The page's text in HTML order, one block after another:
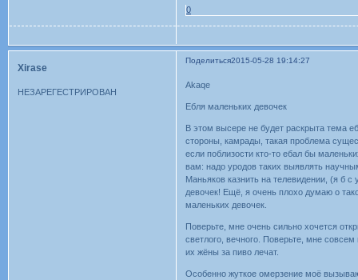
0
Поделиться2015-05-28 19:14:27
Xirase
НЕЗАРЕГЕСТРИРОВАН
Akaqe
Ебля маленьких девочек
В этом высере не будет раскрыта тема
стороны, камрады, такая проблема
если поблизости кто-то ебал бы
вам: надо уродов таких выявлять
Маньяков казнить на телевидении, (я б
девочек! Ещё, я очень плохо думаю о
маленьких девочек.
Поверьте, мне очень сильно хочется
светлого, вечного. Поверьте, мне
их жёны за пиво лечат.
Особенно жуткое омерзение моё